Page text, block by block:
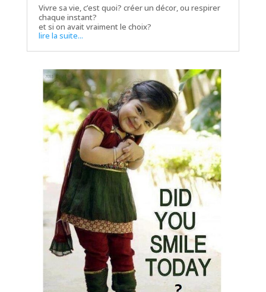
Vivre sa vie, c’est quoi? créer un décor, ou respirer
chaque instant?
et si on avait vraiment le choix?
lire la suite...